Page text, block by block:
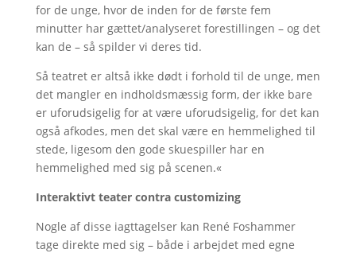
for de unge, hvor de inden for de første fem
minutter har gættet/analyseret forestillingen – og det
kan de – så spilder vi deres tid.
Så teatret er altså ikke dødt i forhold til de unge, men
det mangler en indholdsmæssig form, der ikke bare
er uforudsigelig for at være uforudsigelig, for det kan
også afkodes, men det skal være en hemmelighed til
stede, ligesom den gode skuespiller har en
hemmelighed med sig på scenen.«
Interaktivt teater contra customizing
Nogle af disse iagttagelser kan René Foshammer
tage direkte med sig – både i arbejdet med egne